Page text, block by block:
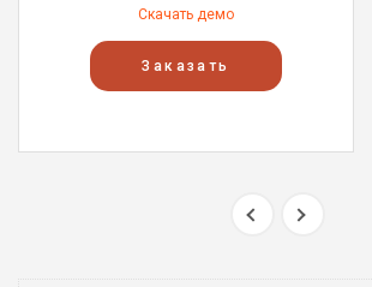
Скачать демо
Заказать